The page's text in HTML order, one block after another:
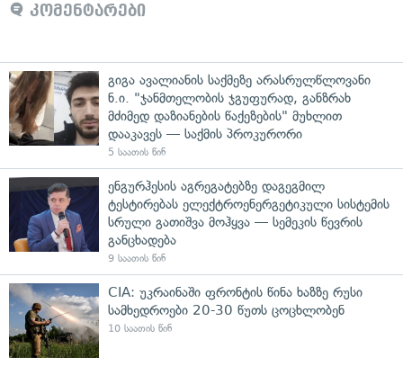
კომენტარები
გიგა ავალიანის საქმეზე არასრულწლოვანი
ნ.ი. "ჯანმთელობის ჯგუფურად, განზრახ
მძიმედ დაზიანების წაქეზების" მუხლით
დააკავეს — საქმის პროკურორი
5 საათის წინ
ენგურჰესის აგრეგატებზე დაგეგმილ
ტესტირებას ელექტროენერგეტიკული სისტემის
სრული გათიშვა მოჰყვა — სემეკის წევრის
განცხადება
9 საათის წინ
CIA: უკრაინაში ფრონტის წინა ხაზზე რუსი
სამხედროები 20-30 წუთს ცოცხლობენ
10 საათის წინ